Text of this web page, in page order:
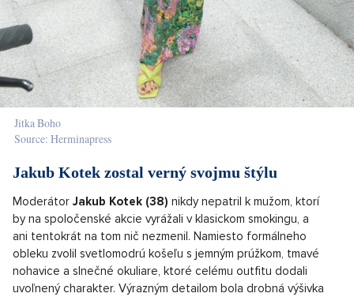
Jitka Boho
Source: Herminapress
Jakub Kotek zostal verný svojmu štýlu
Moderátor Jakub Kotek (38) nikdy nepatril k mužom, ktorí
by na spoločenské akcie vyrážali v klasickom smokingu, a
ani tentokrát na tom nič nezmenil. Namiesto formálneho
obleku zvolil svetlomodrú košeľu s jemným prúžkom, tmavé
nohavice a slnečné okuliare, ktoré celému outfitu dodali
uvoľnený charakter. Výrazným detailom bola drobná výšivka